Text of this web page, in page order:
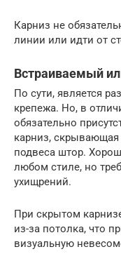
Карниз не
линии или идти от
Встраиваемый
По сути, является
крепежа. Но, в
обязательно
карниз,
подвеса штор.
любом стиле, но
ухищрений.
При скрытом
из-за потолка, что
визуальную